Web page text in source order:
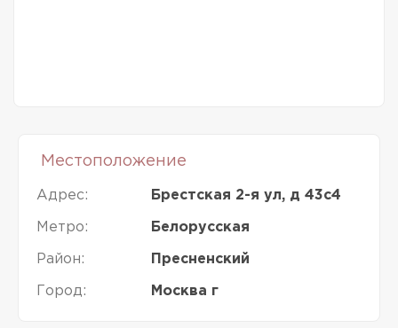
Местоположение
Адрес: Брестская 2-я ул, д 43с4
Метро: Белорусская
Район: Пресненский
Город: Москва г